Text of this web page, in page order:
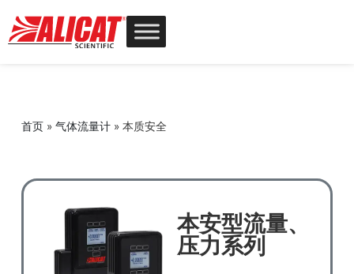
首页» 气体流量计» 本质安全
本安型流量、
压力系列